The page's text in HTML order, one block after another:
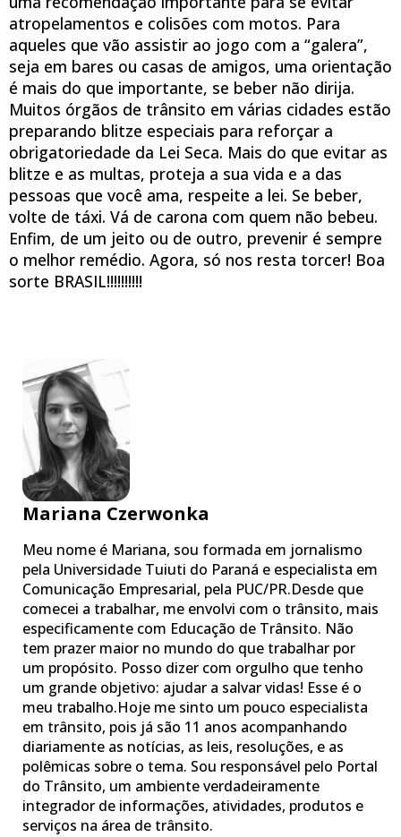
atropelamentos e colisões com motos. Para
aqueles que vão assistir ao jogo com a “galera”,
seja em bares ou casas de amigos, uma orientação
é mais do que importante, se beber não dirija.
Muitos órgãos de trânsito em várias cidades estão
preparando blitze especiais para reforçar a
obrigatoriedade da Lei Seca. Mais do que evitar as
blitze e as multas, proteja a sua vida e a das
pessoas que você ama, respeite a lei. Se beber,
volte de táxi. Vá de carona com quem não bebeu.
Enfim, de um jeito ou de outro, prevenir é sempre
o melhor remédio. Agora, só nos resta torcer! Boa
sorte BRASIL!!!!!!!!!!
Mariana Czerwonka
Meu nome é Mariana, sou formada em jornalismo
pela Universidade Tuiuti do Paraná e especialista em
Comunicação Empresarial, pela PUC/PR.Desde que
comecei a trabalhar, me envolvi com o trânsito, mais
especificamente com Educação de Trânsito. Não
tem prazer maior no mundo do que trabalhar por
um propósito. Posso dizer com orgulho que tenho
um grande objetivo: ajudar a salvar vidas! Esse é o
meu trabalho.Hoje me sinto um pouco especialista
em trânsito, pois já são 11 anos acompanhando
diariamente as notícias, as leis, resoluções, e as
polêmicas sobre o tema. Sou responsável pelo Portal
do Trânsito, um ambiente verdadeiramente
integrador de informações, atividades, produtos e
serviços na área de trânsito.